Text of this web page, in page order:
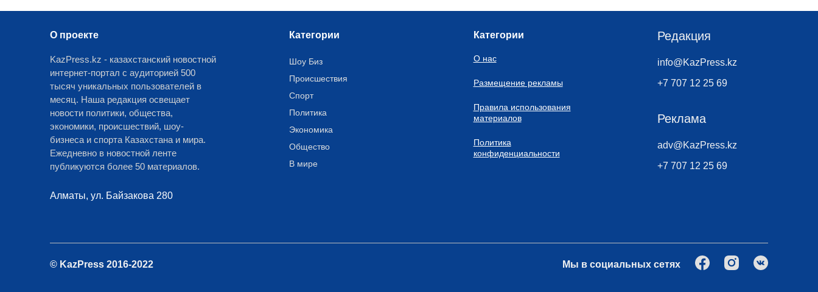
О проекте
KazPress.kz - казахстанский новостной
интернет-портал с аудиторией 500
тысяч уникальных пользователей в
месяц. Наша редакция освещает
новости политики, общества,
экономики, происшествий, шоу-
бизнеса и спорта Казахстана и мира.
Ежедневно в новостной ленте
публикуются более 50 материалов.
Алматы, ул. Байзакова 280
Категории
Шоу Биз
Происшествия
Спорт
Политика
Экономика
Общество
В мире
Категории
О нас
Размещение рекламы
Правила использования
материалов
Политика
конфиденциальности
Редакция
info@KazPress.kz
+7 707 12 25 69
Реклама
adv@KazPress.kz
+7 707 12 25 69
© KazPress 2016-2022 Мы в социальных сетях